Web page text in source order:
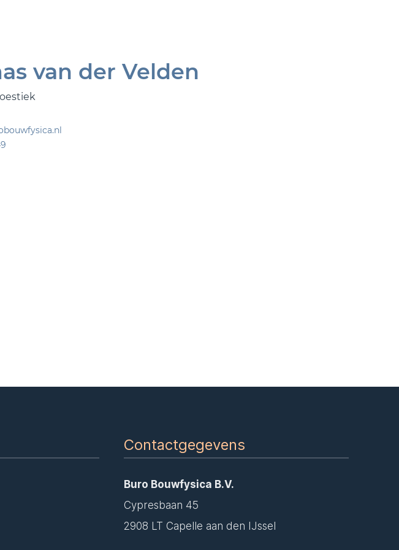
van der Velden
Contactgegevens
Buro Bouwfysica B.V.
Cypresbaan 45
2908 LT Capelle aan den IJssel